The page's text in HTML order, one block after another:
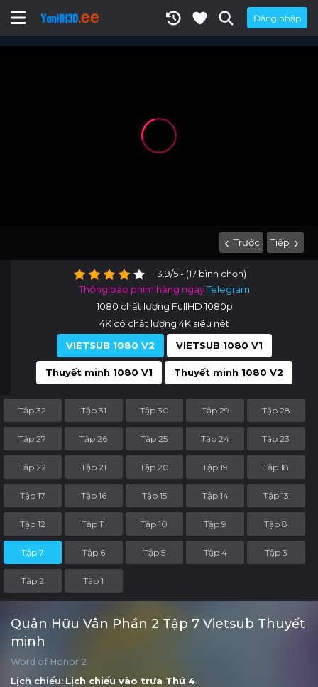
Đăng nhập
Trước Tiếp
3.9/5 - (17 bình chọn)
Thông báo phim hằng ngàyTelegram
1080 chất lượng FullHD 1080p
4K có chất lượng 4K siêu nét
VIETSUB 1080 V2
VIETSUB 1080 V1
Thuyết minh 1080 V1 Thuyết minh 1080 V2
Tập 32 Tập 31 Tập 30 Tập 29 Tập 28
Tập 27 Tập 26 Tập 25 Tập 24 Tập 23
Tập 22 Tập 21 Tập 20 Tập 19 Tập 18
Tập 17 Tập 16 Tập 15 Tập 14 Tập 13
Tập 12 Tập 11 Tập 10 Tập 9 Tập 8
Tập 7 Tập 6 Tập 5 Tập 4 Tập 3
Tập 2 Tập 1
Quân Hữu Vân Phần 2 Tập 7 Vietsub Thuyết
minh
Word of Honor 2
Lịch chiếu: Lịch chiếu vào trưa Thứ 4